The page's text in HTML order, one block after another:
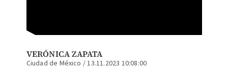
VERÓNICA ZAPATA
Ciudad de México /13.11.2023 10:08:00